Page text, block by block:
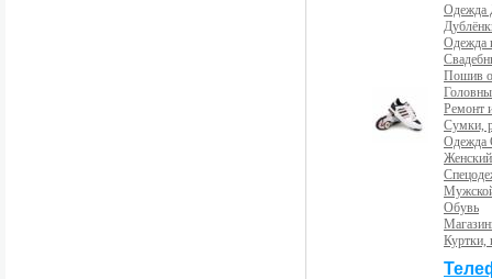
Одежда
Одежда
Пошив
Ремонт
Сумки,
Одежда
Обувь
Куртки,